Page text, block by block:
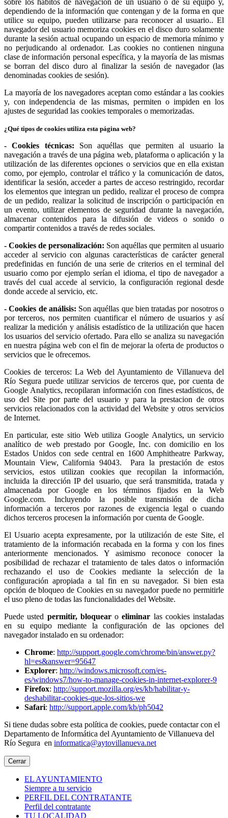
sobre los hábitos de navegación de un usuario o de su equipo y,
dependiendo de la información que contengan y de la forma en que
utilice su equipo, pueden utilizarse para reconocer al usuario.. El
navegador del usuario memoriza cookies en el disco duro solamente
durante la sesión actual ocupando un espacio de memoria mínimo y
no perjudicando al ordenador. Las cookies no contienen ninguna
clase de información personal específica, y la mayoría de las mismas
se borran del disco duro al finalizar la sesión de navegador (las
denominadas cookies de sesión).
La mayoría de los navegadores aceptan como estándar a las cookies
y, con independencia de las mismas, permiten o impiden en los
ajustes de seguridad las cookies temporales o memorizadas.
¿Qué tipos de cookies utiliza esta página web?
- Cookies técnicas: Son aquéllas que permiten al usuario la
navegación a través de una página web, plataforma o aplicación y la
utilización de las diferentes opciones o servicios que en ella existan
como, por ejemplo, controlar el tráfico y la comunicación de datos,
identificar la sesión, acceder a partes de acceso restringido, recordar
los elementos que integran un pedido, realizar el proceso de compra
de un pedido, realizar la solicitud de inscripción o participación en
un evento, utilizar elementos de seguridad durante la navegación,
almacenar contenidos para la difusión de videos o sonido o
compartir contenidos a través de redes sociales.
- Cookies de personalización: Son aquéllas que permiten al usuario
acceder al servicio con algunas características de carácter general
predefinidas en función de una serie de criterios en el terminal del
usuario como por ejemplo serían el idioma, el tipo de navegador a
través del cual accede al servicio, la configuración regional desde
donde accede al servicio, etc.
- Cookies de análisis: Son aquéllas que bien tratadas por nosotros o
por terceros, nos permiten cuantificar el número de usuarios y así
realizar la medición y análisis estadístico de la utilización que hacen
los usuarios del servicio ofertado. Para ello se analiza su navegación
en nuestra página web con el fin de mejorar la oferta de productos o
servicios que le ofrecemos.
Cookies de terceros: La Web del Ayuntamiento de Villanueva del
Río Segura puede utilizar servicios de terceros que, por cuenta de
Google Analytics, recopilaran información con fines estadísticos, de
uso del Site por parte del usuario y para la prestacion de otros
servicios relacionados con la actividad del Website y otros servicios
de Internet.
En particular, este sitio Web utiliza Google Analytics, un servicio
analítico de web prestado por Google, Inc. con domicilio en los
Estados Unidos con sede central en 1600 Amphitheatre Parkway,
Mountain View, California 94043. Para la prestación de estos
servicios, estos utilizan cookies que recopilan la información,
incluida la dirección IP del usuario, que será transmitida, tratada y
almacenada por Google en los términos fijados en la Web
Google.com. Incluyendo la posible transmisión de dicha
información a terceros por razones de exigencia legal o cuando
dichos terceros procesen la información por cuenta de Google.
El Usuario acepta expresamente, por la utilización de este Site, el
tratamiento de la información recabada en la forma y con los fines
anteriormente mencionados. Y asimismo reconoce conocer la
posibilidad de rechazar el tratamiento de tales datos o información
rechazando el uso de Cookies mediante la selección de la
configuración apropiada a tal fin en su navegador. Si bien esta
opción de bloqueo de Cookies en su navegador puede no permitirle
el uso pleno de todas las funcionalidades del Website.
Puede usted permitir, bloquearoeliminar las cookies instaladas
en su equipo mediante la configuración de las opciones del
navegador instalado en su ordenador:
Chrome: http://support.google.com/chrome/bin/answer.py?
hl=es&answer=95647
Explorer: http://windows.microsoft.com/es-
es/windows7/how-to-manage-cookies-in-internet-explorer-9
Firefox: http://support.mozilla.org/es/kb/habilitar-y-
deshabilitar-cookies-que-los-sitios-we
Safari: http://support.apple.com/kb/ph5042
Si tiene dudas sobre esta política de cookies, puede contactar con el
Departamento de Informática del Ayuntamiento de Villanueva del
Río Segura en informatica@aytovillanueva.net
Cerrar
EL AYUNTAMIENTO
Siempre a tu servicio
PERFIL DEL CONTRATANTE
Perfil del contratante
TU LOCALIDAD